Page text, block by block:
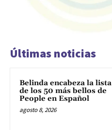
Últimas noticias
Belinda encabeza la lista
de los 50 más bellos de
People en Español
agosto 8, 2026